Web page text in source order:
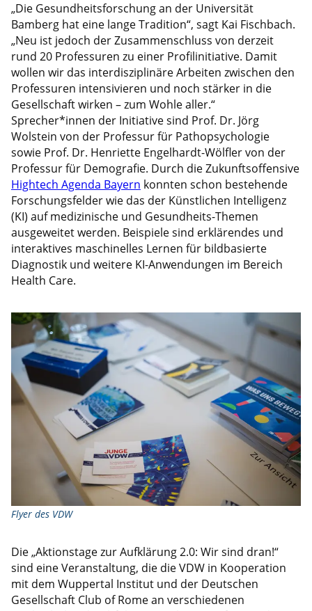
„Die Gesundheitsforschung an der Universität
Bamberg hat eine lange Tradition“, sagt Kai Fischbach.
„Neu ist jedoch der Zusammenschluss von derzeit
rund 20 Professuren zu einer Profilinitiative. Damit
wollen wir das interdisziplinäre Arbeiten zwischen den
Professuren intensivieren und noch stärker in die
Gesellschaft wirken – zum Wohle aller.“
Sprecher*innen der Initiative sind Prof. Dr. Jörg
Wolstein von der Professur für Pathopsychologie
sowie Prof. Dr. Henriette Engelhardt-Wölfler von der
Professur für Demografie. Durch die Zukunftsoffensive
Hightech Agenda Bayern konnten schon bestehende
Forschungsfelder wie das der Künstlichen Intelligenz
(KI) auf medizinische und Gesundheits-Themen
ausgeweitet werden. Beispiele sind erklärendes und
interaktives maschinelles Lernen für bildbasierte
Diagnostik und weitere KI-Anwendungen im Bereich
Health Care.
Flyer des VDW
Die „Aktionstage zur Aufklärung 2.0: Wir sind dran!“
sind eine Veranstaltung, die die VDW in Kooperation
mit dem Wuppertal Institut und der Deutschen
Gesellschaft Club of Rome an verschiedenen